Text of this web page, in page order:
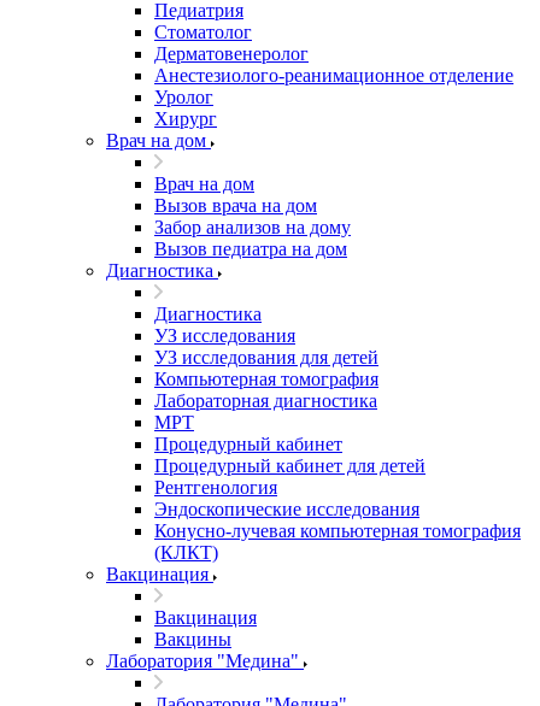
Педиатрия
Стоматолог
Дерматовенеролог
Анестезиолого-реанимационное отделение
Уролог
Хирург
Врач на дом
Врач на дом
Вызов врача на дом
Забор анализов на дому
Вызов педиатра на дом
Диагностика
Диагностика
УЗ исследования
УЗ исследования для детей
Компьютерная томография
Лабораторная диагностика
МРТ
Процедурный кабинет
Процедурный кабинет для детей
Рентгенология
Эндоскопические исследования
Конусно-лучевая компьютерная томография
(КЛКТ)
Вакцинация
Вакцинация
Вакцины
Лаборатория "Медина"